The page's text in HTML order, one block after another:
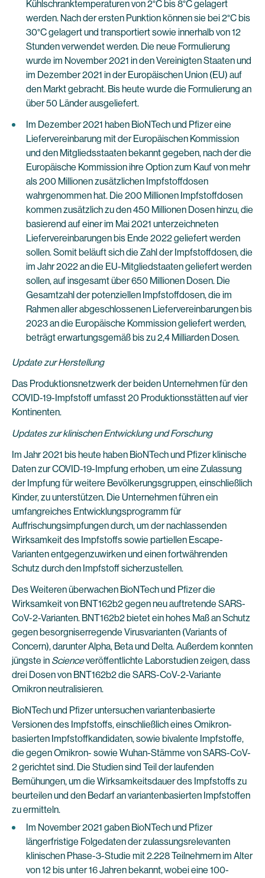
Kühlschranktemperaturen von 2°C bis 8°C gelagert
werden. Nach der ersten Punktion können sie bei 2°C bis
30°C gelagert und transportiert sowie innerhalb von 12
Stunden verwendet werden. Die neue Formulierung
wurde im November 2021 in den Vereinigten Staaten und
im Dezember 2021 in der Europäischen Union (EU) auf
den Markt gebracht. Bis heute wurde die Formulierung an
über 50 Länder ausgeliefert.
Im Dezember 2021 haben BioNTech und Pfizer eine
Liefervereinbarung mit der Europäischen Kommission
und den Mitgliedsstaaten bekannt gegeben, nach der die
Europäische Kommission ihre Option zum Kauf von mehr
als 200 Millionen zusätzlichen Impfstoffdosen
wahrgenommen hat. Die 200 Millionen Impfstoffdosen
kommen zusätzlich zu den 450 Millionen Dosen hinzu, die
basierend auf einer im Mai 2021 unterzeichneten
Liefervereinbarungen bis Ende 2022 geliefert werden
sollen. Somit beläuft sich die Zahl der Impfstoffdosen, die
im Jahr 2022 an die EU-Mitgliedstaaten geliefert werden
sollen, auf insgesamt über 650 Millionen Dosen. Die
Gesamtzahl der potenziellen Impfstoffdosen, die im
Rahmen aller abgeschlossenen Liefervereinbarungen bis
2023 an die Europäische Kommission geliefert werden,
beträgt erwartungsgemäß bis zu 2,4 Milliarden Dosen.
Update zur Herstellung
Das Produktionsnetzwerk der beiden Unternehmen für den
COVID-19-Impfstoff umfasst 20 Produktionsstätten auf vier
Kontinenten.
Updates zur klinischen Entwicklung und Forschung
Im Jahr 2021 bis heute haben BioNTech und Pfizer klinische
Daten zur COVID-19-Impfung erhoben, um eine Zulassung
der Impfung für weitere Bevölkerungsgruppen, einschließlich
Kinder, zu unterstützen. Die Unternehmen führen ein
umfangreiches Entwicklungsprogramm für
Auffrischungsimpfungen durch, um der nachlassenden
Wirksamkeit des Impfstoffs sowie partiellen Escape-
Varianten entgegenzuwirken und einen fortwährenden
Schutz durch den Impfstoff sicherzustellen.
Des Weiteren überwachen BioNTech und Pfizer die
Wirksamkeit von BNT162b2 gegen neu auftretende SARS-
CoV-2-Varianten. BNT162b2 bietet ein hohes Maß an Schutz
gegen besorgniserregende Virusvarianten (Variants of
Concern), darunter Alpha, Beta und Delta. Außerdem konnten
jüngste in Scienceveröffentlichte Laborstudien zeigen, dass
drei Dosen von BNT162b2 die SARS-CoV-2-Variante
Omikron neutralisieren.
BioNTech und Pfizer untersuchen variantenbasierte
Versionen des Impfstoffs, einschließlich eines Omikron-
basierten Impfstoffkandidaten, sowie bivalente Impfstoffe,
die gegen Omikron- sowie Wuhan-Stämme von SARS-CoV-
2 gerichtet sind. Die Studien sind Teil der laufenden
Bemühungen, um die Wirksamkeitsdauer des Impfstoffs zu
beurteilen und den Bedarf an variantenbasierten Impfstoffen
zu ermitteln.
Im November 2021 gaben BioNTech und Pfizer
längerfristige Folgedaten der zulassungsrelevanten
klinischen Phase-3-Studie mit 2.228 Teilnehmern im Alter
von 12 bis unter 16 Jahren bekannt, wobei eine 100-